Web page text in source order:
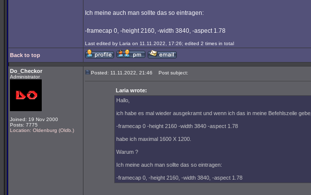
Ich meine auch man sollte das so eintragen:
-framecap 0, -height 2160, -width 3840, -aspect 1.78
Last edited by Laria on 11.11.2022, 17:26; edited 2 times in total
Back to top
Do_Checkor
Administrator
Joined: 19 Nov 2000
Posts: 7775
Location: Oldenburg (Oldb.)
Posted: 11.11.2022, 21:46 Post subject:
Laria wrote:
Hallo,
ich habe es mal wieder ausgekramt und wenn ich das in meine Befehlszeile gebe,
-framecap 0 -height 2160 -width 3840 -aspect 1.78
habe ich maximal 1600 X 1200.
Warum ?
Ich meine auch man sollte das so eintragen:
-framecap 0, -height 2160, -width 3840, -aspect 1.78